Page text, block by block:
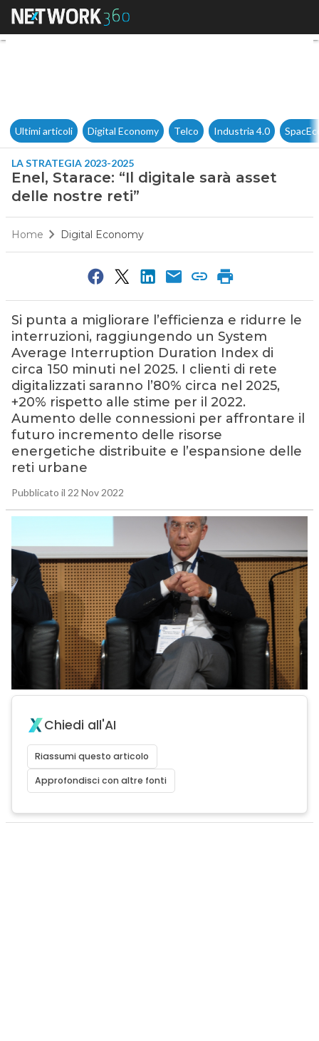
Enel, Starace: “Il digitale sarà
Ultimi articoli Digital Economy Telco Industria 4.0
LA STRATEGIA 2023-2025
Enel, Starace: “Il digitale sarà asset
delle nostre reti”
Home Digital Economy
Si punta a migliorare l’efficienza e ridurre le
interruzioni, raggiungendo un System
Average Interruption Duration Index di
circa 150 minuti nel 2025. I clienti di rete
digitalizzati saranno l’80% circa nel 2025,
+20% rispetto alle stime per il 2022.
Aumento delle connessioni per affrontare il
futuro incremento delle risorse
energetiche distribuite e l’espansione delle
reti urbane
Pubblicato il 22 Nov 2022
Chiedi all'AI
Riassumi questo articolo
Approfondisci con altre fonti